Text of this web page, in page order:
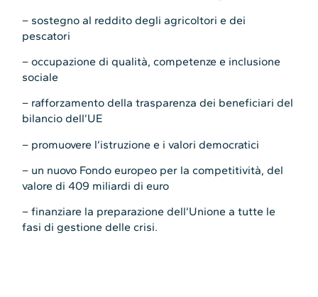
– sostegno al reddito degli agricoltori e dei
pescatori
– occupazione di qualità, competenze e inclusione
sociale
– rafforzamento della trasparenza dei beneficiari del
bilancio dell’UE
– promuovere l’istruzione e i valori democratici
– un nuovo Fondo europeo per la competitività, del
valore di 409 miliardi di euro
– finanziare la preparazione dell’Unione a tutte le
fasi di gestione delle crisi.